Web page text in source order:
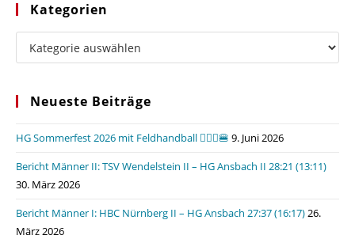
Kategorien
Kategorien
Neueste Beiträge
HG Sommerfest 2026 mit Feldhandball 🤾🏼‍♂️🍔 9. Juni 2026
Bericht Männer II: TSV Wendelstein II – HG Ansbach II 28:21 (13:11)
30. März 2026
Bericht Männer I: HBC Nürnberg II – HG Ansbach 27:37 (16:17)26.
März 2026